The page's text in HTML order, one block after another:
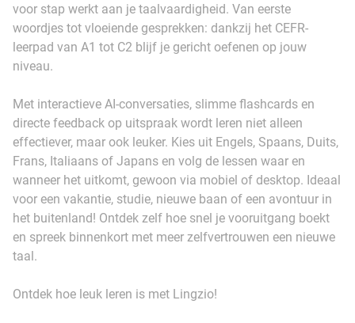
voor stap werkt aan je taalvaardigheid. Van eerste
woordjes tot vloeiende gesprekken: dankzij het CEFR-
leerpad van A1 tot C2 blijf je gericht oefenen op jouw
niveau.
Met interactieve AI-conversaties, slimme flashcards en
directe feedback op uitspraak wordt leren niet alleen
effectiever, maar ook leuker. Kies uit Engels, Spaans, Duits,
Frans, Italiaans of Japans en volg de lessen waar en
wanneer het uitkomt, gewoon via mobiel of desktop. Ideaal
voor een vakantie, studie, nieuwe baan of een avontuur in
het buitenland! Ontdek zelf hoe snel je vooruitgang boekt
en spreek binnenkort met meer zelfvertrouwen een nieuwe
taal.
Ontdek hoe leuk leren is met Lingzio!